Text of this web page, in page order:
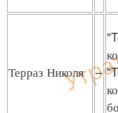
Терраз Николя –